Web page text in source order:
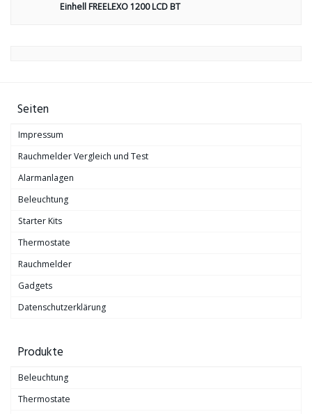
Einhell FREELEXO 1200 LCD BT
Seiten
Impressum
Rauchmelder Vergleich und Test
Alarmanlagen
Beleuchtung
Starter Kits
Thermostate
Rauchmelder
Gadgets
Datenschutzerklärung
Produkte
Beleuchtung
Thermostate